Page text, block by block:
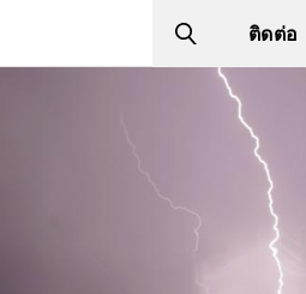
Search
ติดต่อ